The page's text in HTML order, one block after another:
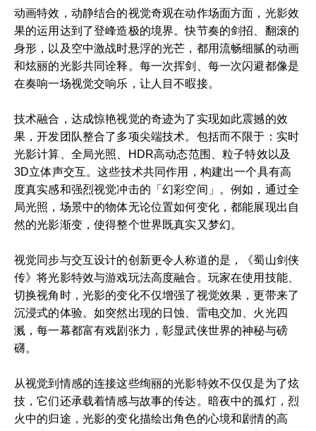
动画特效，动静结合的视觉奇观在动作场面方面，光影效
果的运用达到了登峰造极的境界。快节奏的剑招、翻滚的
身形，以及空中激战时悬浮的光芒，都用流畅细腻的动画
和炫丽的光影共同诠释。每一次挥剑、每一次闪避都像是
在奏响一场视觉交响乐，让人目不暇接。
技术融合，达成惊艳视觉的奇迹为了实现如此震撼的效
果，开发团队整合了多项尖端技术。包括而不限于：实时
光影计算、全局光照、HDR高动态范围、粒子特效以及
3D立体声交互。这些技术共同作用，构建出一个具有高
度真实感和强烈视觉冲击的「幻彩空间」。例如，通过全
局光照，场景中的物体无论位置如何变化，都能展现出自
然的光影渐变，使得整个世界既真实又梦幻。
视觉同步与交互设计的创新更令人称道的是，《蜀山剑侠
传》将光影特效与游戏玩法高度融合。玩家在使用技能、
切换视角时，光影的变化不仅增强了视觉效果，更带来了
沉浸式的体验。如突然出现的日蚀、雷电交加、火光四
溅，每一幕都富有戏剧张力，彰显武侠世界的神秘与磅
礴。
从视觉到情感的连接这些绚丽的光影特效不仅仅是为了炫
技，它们还承载着情感与故事的传达。暗夜中的孤灯，烈
火中的归途，光影的变化描绘出角色的心境和剧情的高